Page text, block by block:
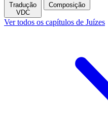
Tradução
VDC
Composição
Ver todos os capítulos de Juízes